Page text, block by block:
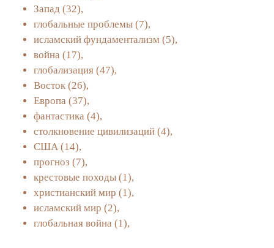
Запад (32),
глобальные проблемы (7),
исламский фундаментализм (5),
война (17),
глобализация (47),
Восток (26),
Европа (37),
фантастика (4),
столкновение цивилизаций (4),
США (14),
прогноз (7),
крестовые походы (1),
христианский мир (1),
исламский мир (2),
глобальная война (1),